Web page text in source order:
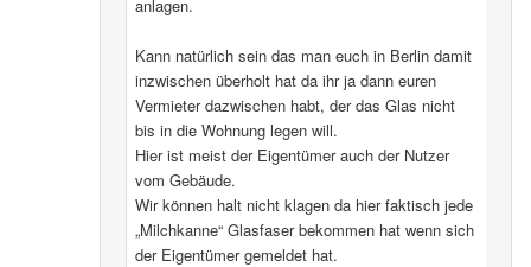
anlagen.
Kann natürlich sein das man euch in Berlin damit
inzwischen überholt hat da ihr ja dann euren
Vermieter dazwischen habt, der das Glas nicht
bis in die Wohnung legen will.
Hier ist meist der Eigentümer auch der Nutzer
vom Gebäude.
Wir können halt nicht klagen da hier faktisch jede
„Milchkanne“ Glasfaser bekommen hat wenn sich
der Eigentümer gemeldet hat.